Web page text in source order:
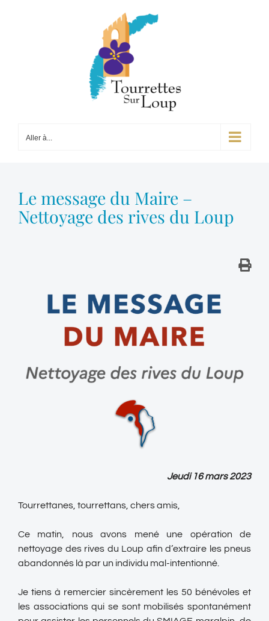
Aller à...
Le message du Maire –
Nettoyage des rives du Loup
Jeudi 16 mars 2023
Tourrettanes, tourrettans, chers amis,
Ce matin, nous avons mené une opération de
nettoyage des rives du Loup afin d’extraire les pneus
abandonnés là par un individu mal-intentionné.
Je tiens à remercier sincèrement les 50 bénévoles et
les associations qui se sont mobilisés spontanément